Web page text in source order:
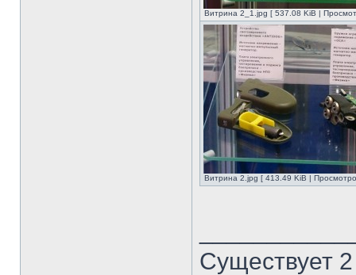
Витрина 2_1.jpg [ 537.08 KiB |
Витрина 2.jpg [ 413.49 KiB |
Существует